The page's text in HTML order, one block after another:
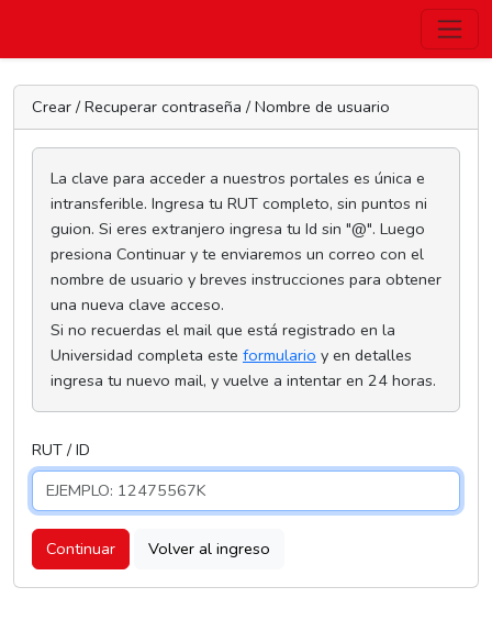
Crear / Recuperar contraseña / Nombre de usuario
La clave para acceder a nuestros portales es única e
intransferible. Ingresa tu RUT completo, sin puntos ni
guion. Si eres extranjero ingresa tu Id sin "@". Luego
presiona Continuar y te enviaremos un correo con el
nombre de usuario y breves instrucciones para obtener
una nueva clave acceso.
Si no recuerdas el mail que está registrado en la
Universidad completa este formulario y en detalles
ingresa tu nuevo mail, y vuelve a intentar en 24 horas.
RUT / ID
Continuar Volver al ingreso